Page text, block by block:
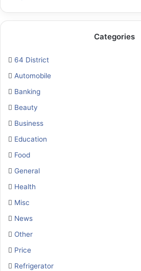
Categories
64 District
Automobile
Banking
Beauty
Business
Education
Food
General
Health
Misc
News
Other
Price
Refrigerator